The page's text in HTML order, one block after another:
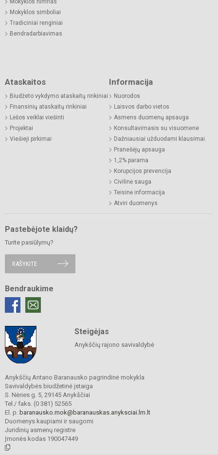
Mokyklos simboliai
Tradiciniai renginiai
Bendradarbiavimas
Ataskaitos
Biudžeto vykdymo ataskaitų rinkiniai
Finansinių ataskaitų rinkiniai
Lėšos veiklai viešinti
Projektai
Viešieji pirkimai
Informacija
Nuorodos
Laisvos darbo vietos
Asmens duomenų apsauga
Konsultavimasis su visuomene
Dažniausiai užduodami klausimai
Pranešėjų apsauga
1,2% parama
Korupcijos prevencija
Civilinė sauga
Teisinė informacija
Atviri duomenys
Pastebėjote klaidų?
Turite pasiūlymų?
RAŠYKITE
Bendraukime
Steigėjas
Anykščių rajono savivaldybė
Anykščių Antano Baranausko pagrindinė mokykla
Savivaldybės biudžetinė įstaiga
S. Nėries g. 5, 29145 Anykščiai
Tel./ faks. (0 381) 52565
El. p. baranausko.mok@baranauskas.anyksciai.lm.lt
Duomenys kaupiami ir saugomi
Juridinių asmenų registre
Įmonės kodas 190047449